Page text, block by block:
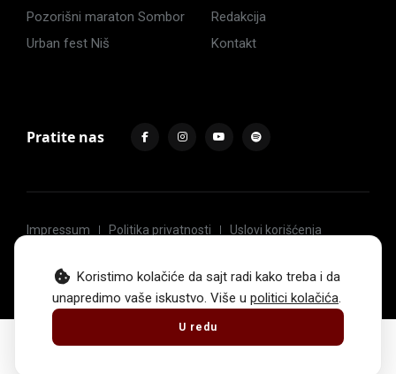
Koristimo kolačiće da sajt radi kako treba i da
unapredimo vaše iskustvo. Više u politici kolačića.
U redu
Pozorišni maraton Sombor
Urban fest Niš
Redakcija
Kontakt
Pratite nas
Impressum Politika privatnosti
Uslovi korišćenja